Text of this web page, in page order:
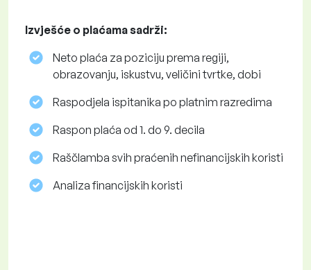
Izvješće o plaćama sadrži:
Neto plaća za poziciju prema regiji,
obrazovanju, iskustvu, veličini tvrtke, dobi
Raspodjela ispitanika po platnim razredima
Raspon plaća od 1. do 9. decila
Raščlamba svih praćenih nefinancijskih koristi
Analiza financijskih koristi